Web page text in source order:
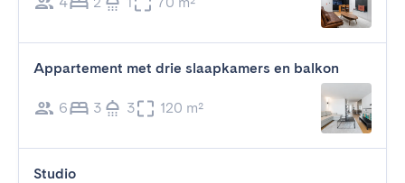
Appartement met drie slaapkamers en balkon
6 3 3 120 m²
Studio